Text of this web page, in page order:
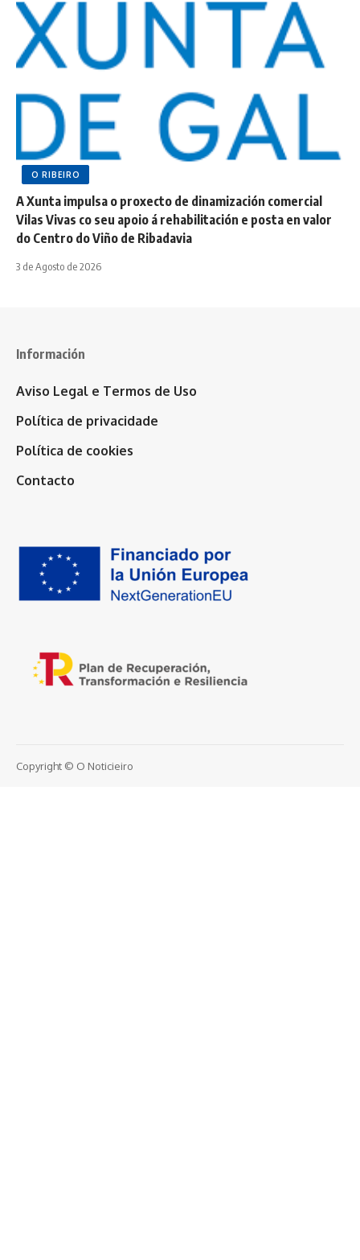
O RIBEIRO
A Xunta impulsa o proxecto de dinamización comercial
Vilas Vivas co seu apoio á rehabilitación e posta en valor
do Centro do Viño de Ribadavia
3 de Agosto de 2026
Información
Aviso Legal e Termos de Uso
Política de privacidade
Política de cookies
Contacto
Copyright © O Noticieiro